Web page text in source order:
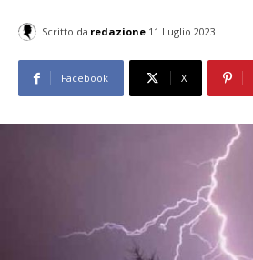
Scritto da redazione 11 Luglio 2023
Facebook X